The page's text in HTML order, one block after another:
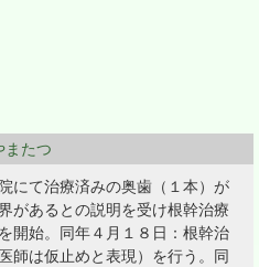
たつ
にて治療済みの奥歯（１本）が
があるとの説明を受け根幹治療
開始。同年４月１８日：根幹治
師は仮止めと表現）を行う。同